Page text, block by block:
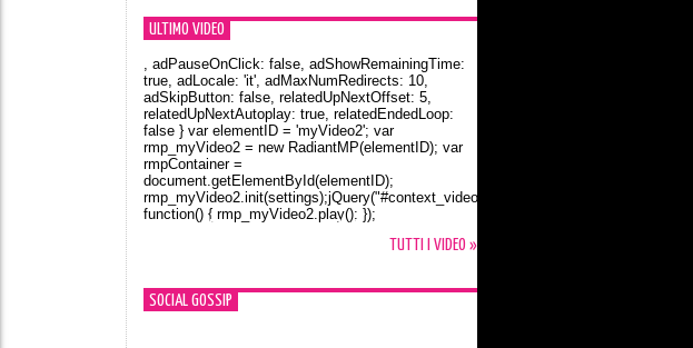
ULTIMO VIDEO
Orlando Bloom e la t-shirt dedicata a Flynn
, adPauseOnClick: false, adShowRemainingTime:
true, adLocale: 'it', adMaxNumRedirects: 10,
adSkipButton: false, relatedUpNextOffset: 5,
relatedUpNextAutoplay: true, relatedEndedLoop:
false } var elementID = 'myVideo2'; var
rmp_myVideo2 = new RadiantMP(elementID); var
rmpContainer =
document.getElementById(elementID);
rmp_myVideo2.init(settings);jQuery("#context_video2").one("mouseover",
function() { rmp_myVideo2.play(); });
TUTTI I VIDEO »
SOCIAL GOSSIP